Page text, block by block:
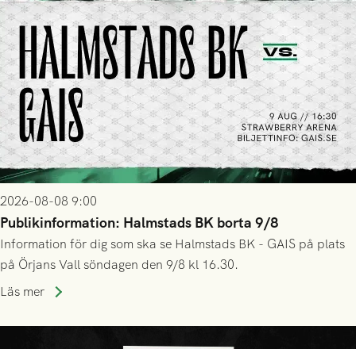
2026-08-08 9:00
Publikinformation: Halmstads BK borta 9/8
Information för dig som ska se Halmstads BK - GAIS på plats
på Örjans Vall söndagen den 9/8 kl 16.30.
Läs mer